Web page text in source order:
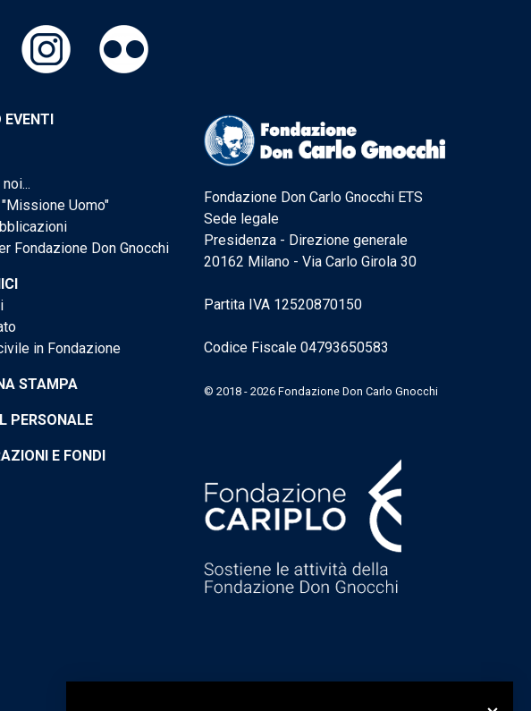
EVENTI
Uomo"
Fondazione Don Gnocchi
in Fondazione
STAMPA
PERSONALE
E FONDI
Fondazione Don Carlo Gnocchi ETS
Sede legale
Presidenza - Direzione generale
20162 Milano - Via Carlo Girola 30
Partita IVA 12520870150
Codice Fiscale 04793650583
© 2018 - 2026 Fondazione Don Carlo Gnocchi